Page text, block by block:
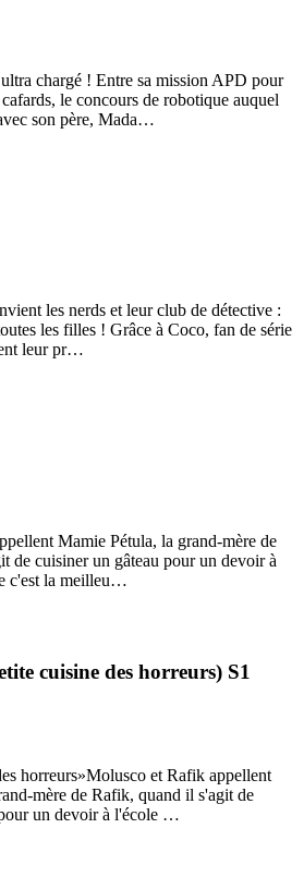
chargé ! Entre sa mission APD pour
le concours de robotique auquel
son père, Mada…
les nerds et leur club de détective :
les filles ! Grâce à Coco, fan de série
leur pr…
Mamie Pétula, la grand-mère de
de cuisiner un gâteau pour un devoir à
c'est la meilleu…
cuisine des horreurs) S1
horreurs»Molusco et Rafik appellent
mère de Rafik, quand il s'agit de
un devoir à l'école …